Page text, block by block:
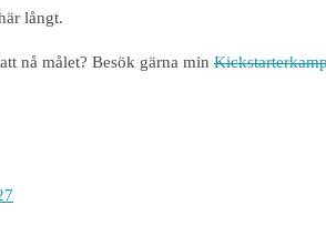
långt.
nå målet? Besök gärna min